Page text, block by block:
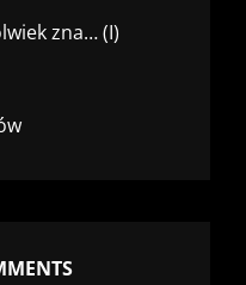
zna… (I)